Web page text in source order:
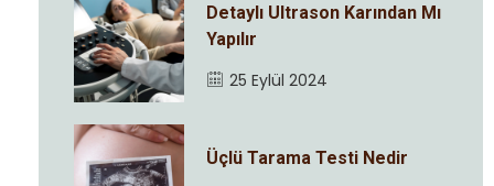
Detaylı Ultrason Karından Mı
Yapılır
25 Eylül 2024
Üçlü Tarama Testi Nedir